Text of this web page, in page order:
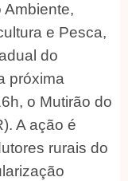
Ambiente,
e Pesca,
do
próxima
o Mutirão do
A ação é
rurais do